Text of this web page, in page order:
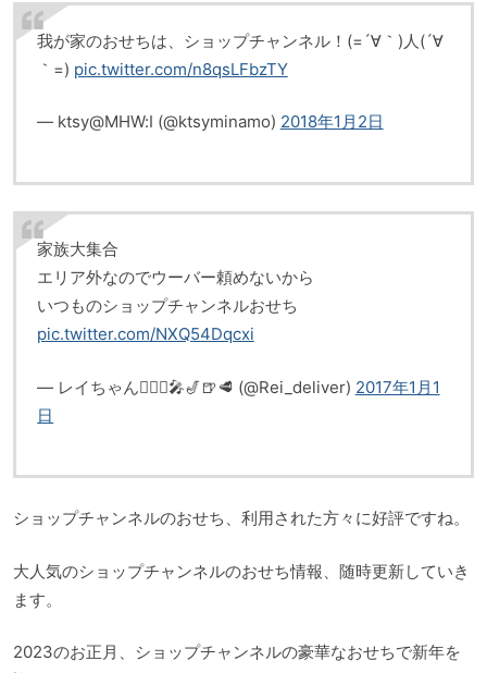
我が家のおせちは、ショップチャンネル！(=´∀｀)人(´∀
｀=) pic.twitter.com/n8qsLFbzTY
— ktsy@MHW:I (@ktsyminamo) 2018年1月2日
家族大集合
エリア外なのでウーバー頼めないから
いつものショップチャンネルおせち
pic.twitter.com/NXQ54Dqcxi
— レイちゃん🚴🏼‍♀️🎤🎷🍺🥩 (@Rei_deliver) 2017年1月1
日
ショップチャンネルのおせち、利用された方々に好評ですね。
大人気のショップチャンネルのおせち情報、随時更新していき
ます。
2023のお正月、ショップチャンネルの豪華なおせちで新年を